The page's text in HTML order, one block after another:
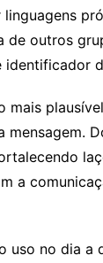
linguagens
de outros
mais
mensagem.
a
uso no dia a